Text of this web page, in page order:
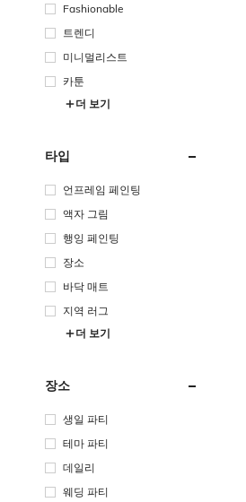
Fashionable
트렌디
미니멀리스트
카툰
더 보기
타입
언프레임 페인팅
액자 그림
행잉 페인팅
장소
바닥 매트
지역 러그
더 보기
장소
생일 파티
테마 파티
데일리
웨딩 파티